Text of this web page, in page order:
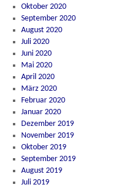
Oktober 2020
September 2020
August 2020
Juli 2020
Juni 2020
Mai 2020
April 2020
März 2020
Februar 2020
Januar 2020
Dezember 2019
November 2019
Oktober 2019
September 2019
August 2019
Juli 2019